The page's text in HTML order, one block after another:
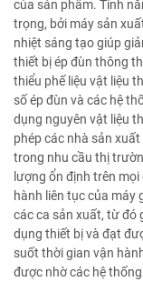
của sản phẩm. Tính
trọng, bởi máy sản
nhiệt sáng tạo giúp
thiết bị ép đùn thông
thiểu phế liệu vật liệu
số ép đùn và các hệ
dụng nguyên vật liệu
phép các nhà sản
trong nhu cầu thị
lượng ổn định trên
hành liên tục của máy
các ca sản xuất, từ đó
dụng thiết bị và đạt
suốt thời gian vận
được nhờ các hệ